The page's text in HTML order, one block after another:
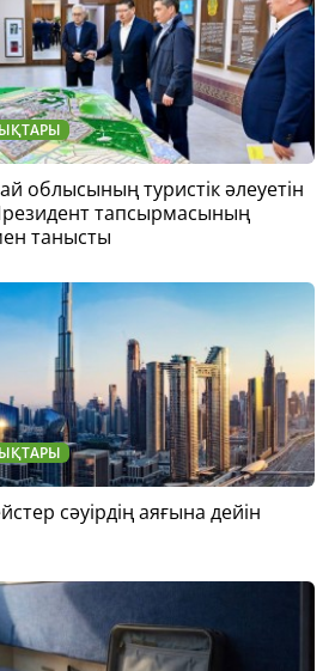
облысының туристік әлеуетін
тапсырмасының
танысты
сәуірдің аяғына дейін